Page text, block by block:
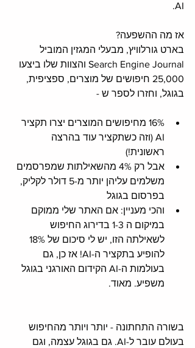
AI.
אז מה ההשפעה?
בארט גורלוויץ, מבעלי המגזין המוביל
Search Engine Journal והצוות שלו ביצעו
25,000 חיפושים של מוצרים, ספציפית,
בגוגל, וחזרו לספר ש -
16% מחיפושים המוצרים יצרו תקציר
AI (וזה כשתקציר עוד בהרצה
ראשונית!)
אבל רק 4% מהשאילתות שמפרסמים
משלמים עליהן יותר מ-5 דולר לקליק,
בפרסום בגוגל
והכי מעניין: אם האתר שלי ממוקם
במיקום ה 1-3 בדירוג החיפוש
להופיע בתקציר ה-AI! אז כן, גם
בעולמות ה-AI הקידום האורגני בגוגל
משפיע. מאוד.
בשורה התחתונה - יותר ויותר מהחיפוש
בעולם עובר ל-AI. גם בגוגל עצמה, וגם